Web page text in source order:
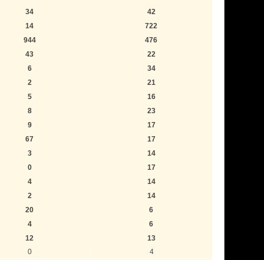
34
42
14
722
944
476
43
22
6
34
2
21
5
16
8
23
9
17
67
17
3
14
0
17
4
14
2
14
20
6
4
6
12
13
0
4